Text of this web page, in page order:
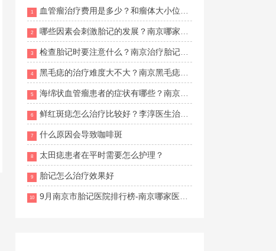
1 血管瘤治疗费用是多少？和瘤体大小位置有关吗？南京胎记医院排名靠前的有哪些？
2 哪些因素会刺激胎记的发展？南京哪家医院可以治胎记？
3 检查胎记时要注意什么？南京治疗胎记哪个公立医院好？
4 黑毛痣的治疗难度大不大？南京黑毛痣医院哪个好？
5 海绵状血管瘤患者的症状有哪些？南京血管瘤专科医院在哪里？
6 鲜红斑痣怎么治疗比较好？李淳医生治疗胎记怎么样？
7 什么原因会导致咖啡斑
8 太田痣患者在平时需要怎么护理？
9 胎记怎么治疗效果好
10 9月南京市胎记医院排行榜-南京哪家医院做胎记好?